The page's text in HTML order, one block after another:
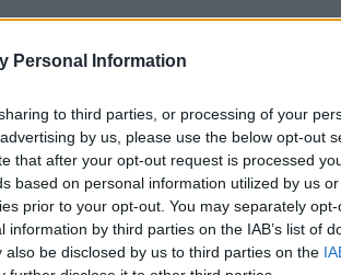
Personal Information
to third parties, or processing of your
by us, please use the below opt-out
that after your opt-out request is processed
based on personal information utilized by us
prior to your opt-out. You may separately
by third parties on the IAB’s list of
be disclosed by us to third parties on the
bendrovės būstinėje San
atstovė. – Mes labai dėkingi už
mūsų darbuotojų
policijai jau buvo pabėgęs,
biuro ir grasino „sudeginti